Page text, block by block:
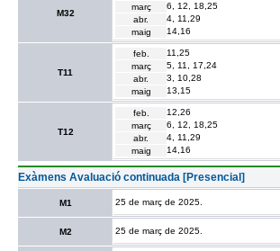
M32
març
6, 12, 18,25
abr.
4, 11,29
maig
14,16
T11
feb.
11,25
març
5, 11, 17,24
abr.
3, 10,28
maig
13,15
T12
feb.
12,26
març
6, 12, 18,25
abr.
4, 11,29
maig
14,16
Exàmens Avaluació continuada [Presencial]
M1 25 de març de 2025.
M2 25 de març de 2025.